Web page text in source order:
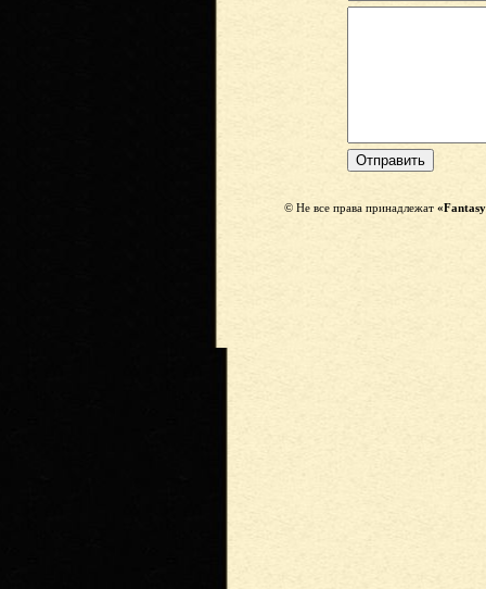
© Не все права принадлежат